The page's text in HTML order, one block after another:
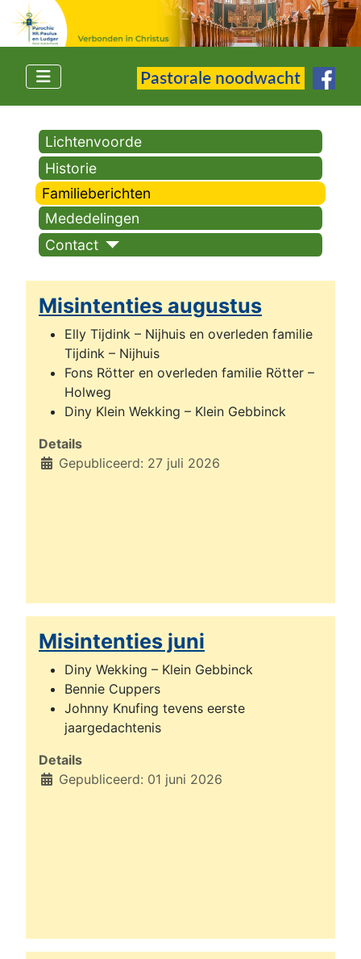
Lichtenvoorde
Historie
Familieberichten
Mededelingen
Contact
Misintenties augustus
Elly Tijdink – Nijhuis en overleden familie
Tijdink – Nijhuis
Fons Rötter en overleden familie Rötter –
Holweg
Diny Klein Wekking – Klein Gebbinck
Details
Gepubliceerd: 27 juli 2026
Misintenties juni
Diny Wekking – Klein Gebbinck
Bennie Cuppers
Johnny Knufing tevens eerste
jaargedachtenis
Details
Gepubliceerd: 01 juni 2026